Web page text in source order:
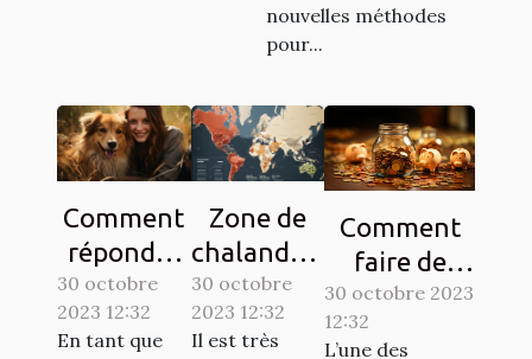
nouvelles méthodes
pour...
Comment
répondre
aux
besoins de
30 octobre
2023 12:32
En tant que
Zone de
chalandise
: qu’est-ce
que c’est ?
30 octobre
2023 12:32
Il est très
Comment
faire de
l’économie ?
Tout savoir.
30 octobre 2023
12:32
L’une des